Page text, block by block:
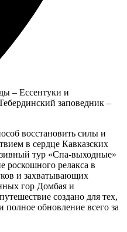
– Ессентуки и
заповедник –
восстановить силы и
в сердце Кавказских
тур «Спа-выходные»
роскошного релакса в
и захватывающих
гор Домбая и
создано для тех,
обновление всего за